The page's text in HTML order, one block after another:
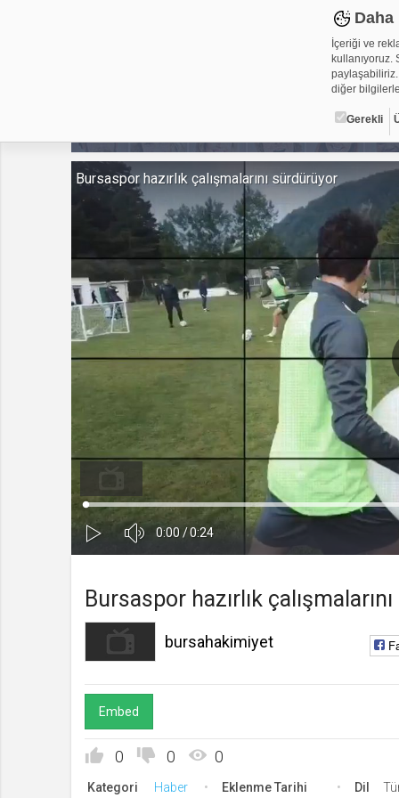
İçeriği ve
kullanıyoruz.
paylaşabiliriz.
diğer
Gerekli
Çerez
Çerezler,
metin
alanlar için
Gerekli
Üçüncü Parti
Ses
Kapa
Süre
0:00/Toplam
0:24
Yükleniyor:
Kanala Katıl
Bursaspor hazırlık çalışmalarını sürdürüyor
Bursaspor hazırlık
bursahakimiyet
Embed
0 0 0
Kategori Haber Eklenme Tarihi Dil